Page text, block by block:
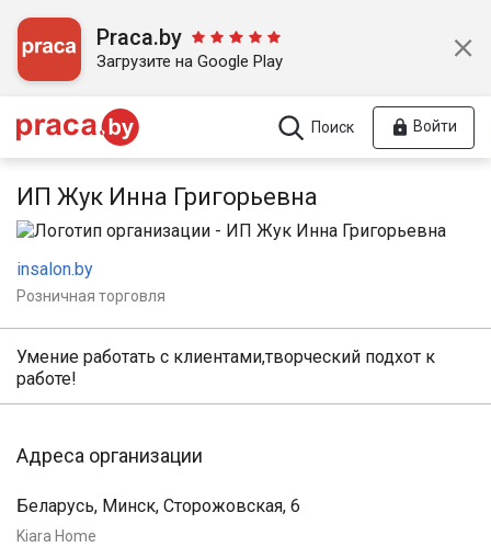
Praca.by
Загрузите на Google Play
Поиск Войти
ИП Жук Инна Григорьевна
insalon.by
Розничная торговля
Умение работать с клиентами,творческий подхот к
работе!
Адреса организации
Беларусь, Минск, Сторожовская, 6
Kiara Home